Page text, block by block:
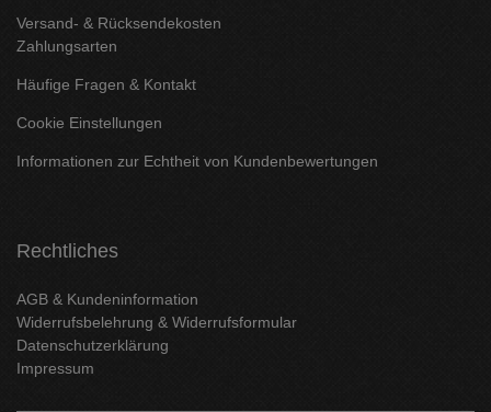
Versand- & Rücksendekosten
Zahlungsarten
Häufige Fragen & Kontakt
Cookie Einstellungen
Informationen zur Echtheit von Kundenbewertungen
Rechtliches
AGB & Kundeninformation
Widerrufsbelehrung & Widerrufsformular
Datenschutzerklärung
Impressum